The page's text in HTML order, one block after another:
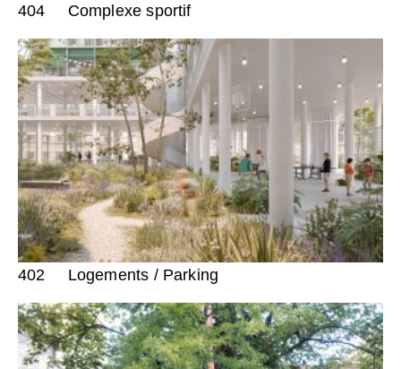
404 Complexe sportif
402 Logements / Parking